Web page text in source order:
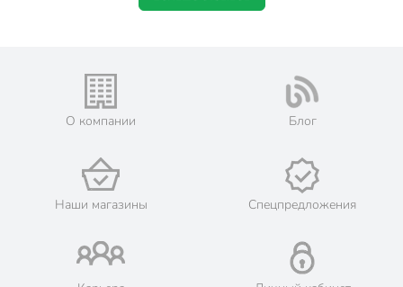
О компании Блог
Наши магазины Спецпредложения